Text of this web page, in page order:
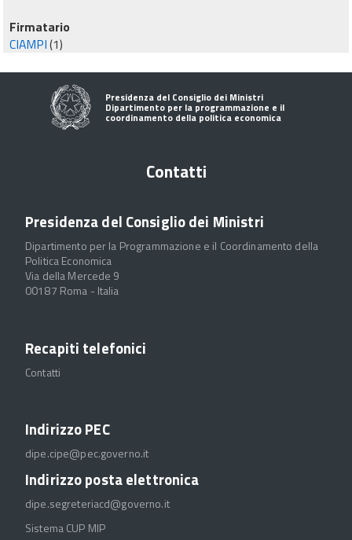
Firmatario
CIAMPI(1)
Presidenza del Consiglio dei Ministri
Dipartimento per la programmazione e il
coordinamento della politica economica
Contatti
Presidenza del Consiglio dei Ministri
Dipartimento per la Programmazione e il Coordinamento della
Politica Economica
Via della Mercede 9
00187 Roma - Italia
Recapiti telefonici
Contatti
Indirizzo PEC
dipe.cipe@pec.governo.it
Indirizzo posta elettronica
dipe.segreteriacd@governo.it
Sistema CUP MIP